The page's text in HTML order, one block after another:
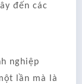
đến các
nghiệp
lần mà là